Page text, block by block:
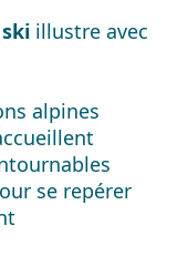
illustre avec
alpines
se repérer